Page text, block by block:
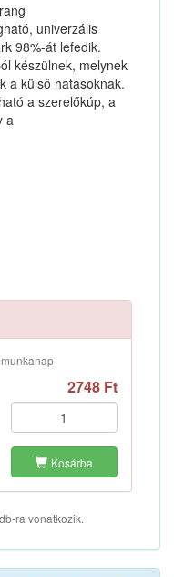
univerzális
98%-át lefedik.
készülnek, melynek
a külső hatásoknak.
a szerelőkúp, a
a
2748 Ft
Kosárba
ra vonatkozik.